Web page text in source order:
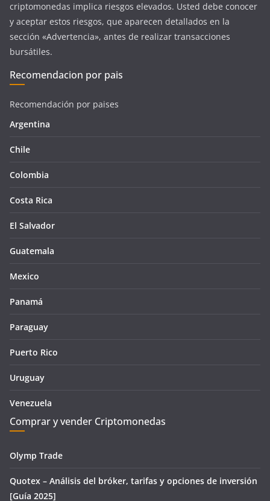
criptomonedas implica riesgos elevados. Usted debe conocer
y aceptar estos riesgos, que aparecen detallados en la
sección «Advertencia», antes de realizar transacciones
bursátiles.
Recomendacion por pais
Recomendación por paises
Argentina
Chile
Colombia
Costa Rica
El Salvador
Guatemala
Mexico
Panamá
Paraguay
Puerto Rico
Uruguay
Venezuela
Comprar y vender Criptomonedas
Olymp Trade
Quotex – Análisis del bróker, tarifas y opciones de inversión
[Guía 2025]